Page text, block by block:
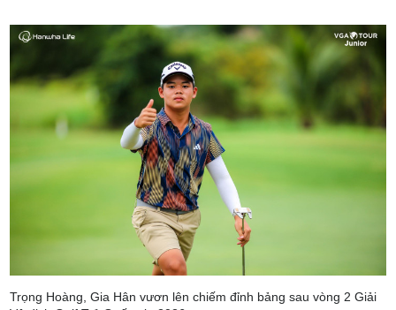
Trọng Hoàng, Gia Hân vươn lên chiếm đỉnh bảng sau vòng 2 Giải